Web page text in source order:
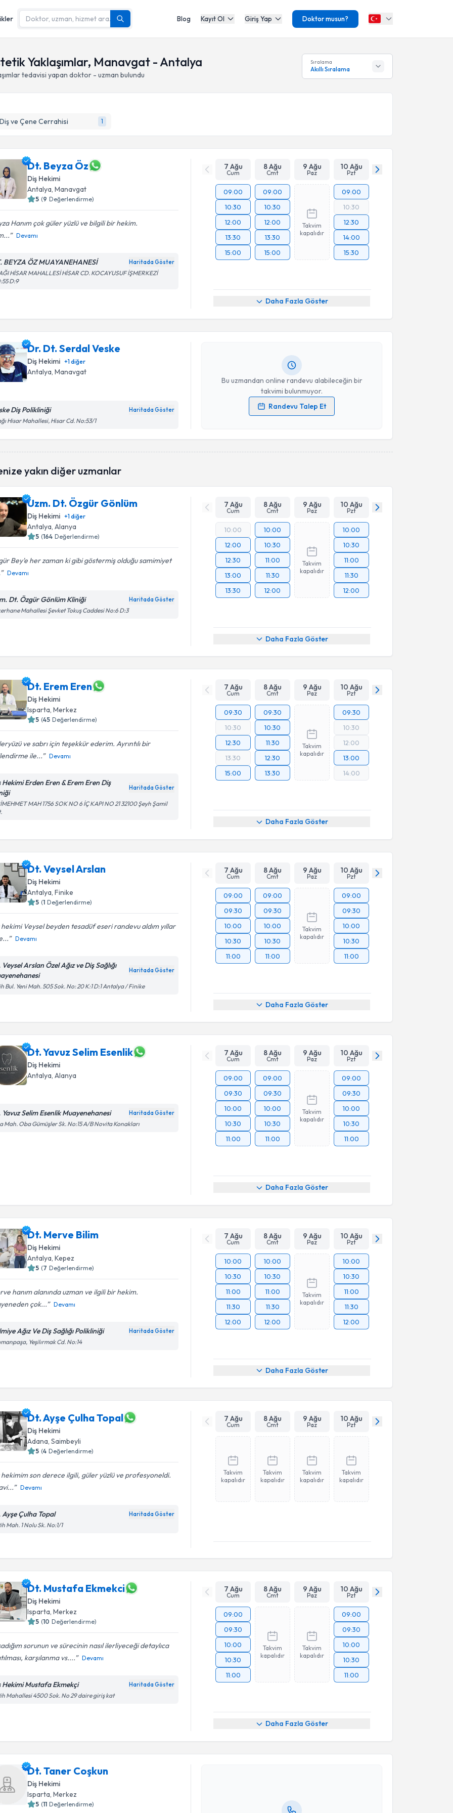
Blog Kayıt Ol Giriş Yap Doktor musun?
Yaklaşımlar, Manavgat - Antalya
tedavisi yapan doktor - uzman bulundu
Sıralama
Akıllı Sıralama
Diş ve Çene Cerrahisi 1
Dt. Beyza Öz
Diş Hekimi
Antalya, Manavgat
5 (9 Değerlendirme)
Hanım çok güler yüzlü ve bilgili bir hekim.
Devamı
BEYZA ÖZ MUAYANEHANESİ Haritada Göster
HİSAR MAHALLESİ HİSAR CD. KOCAYUSUF İŞMERKEZİ
D:9
7 Ağu
Cum
8 Ağu
Cmt
9 Ağu
Paz
10 Ağu
Pzt
09:00
10:30
12:00
13:30
15:00
09:00
10:30
12:00
13:30
15:00
Takvim
kapalıdır
09:00
10:30
12:30
14:00
15:30
Daha Fazla Göster
Dr. Dt. Serdal Veske
Diş Hekimi +1diğer
Antalya , Manavgat
Diş Polikliniği Haritada Göster
Hisar Mahallesi, Hisar Cd. No:53/1
Bu uzmandan online randevu alabileceğin bir
takvimi bulunmuyor.
Randevu Talep Et
Randevu Takvimi Talebi
Kişisel verilerimin işlenmesine ilişkinAydınlatma Metni
yakın diğer uzmanlar
Uzm. Dt. Özgür Gönlüm
Diş Hekimi +1diğer
Antalya , Alanya
5 (164 Değerlendirme)
Bey'e her zaman ki gibi göstermiş olduğu samimiyet
Devamı
Dt. Özgür Gönlüm Kliniği Haritada Göster
Mahallesi Şevket Tokuş Caddesi No:6 D:3
7 Ağu
Cum
8 Ağu
Cmt
9 Ağu
Paz
10 Ağu
Pzt
10:00
12:00
12:30
13:00
13:30
10:00
10:30
11:00
11:30
12:00
Takvim
kapalıdır
10:00
10:30
11:00
11:30
12:00
Daha Fazla Göster
Dt. Erem Eren
Diş Hekimi
Isparta, Merkez
5 (45 Değerlendirme)
ve sabrı için teşekkür ederim. Ayrıntılı bir
ile...
Devamı
Hekimi Erden Eren & Erem Eren Diş
Haritada Göster
MAH 1756 SOK NO 6 İÇ KAPI NO 21 32100 Şeyh Şamil
7 Ağu
Cum
8 Ağu
Cmt
9 Ağu
Paz
10 Ağu
Pzt
09:30
10:30
12:30
13:30
15:00
09:30
10:30
11:30
12:30
13:30
Takvim
kapalıdır
09:30
10:30
12:00
13:00
14:00
Daha Fazla Göster
Dt. Veysel Arslan
Diş Hekimi
Antalya , Finike
5 (1 Değerlendirme)
hekimi Veysel beyden tesadüf eseri randevu aldım yıllar
Devamı
Arslan Özel Ağız ve Diş Sağlığı
Haritada Göster
Bul. Yeni Mah. 505 Sok. No: 20 K:1 D:1 Antalya / Finike
7 Ağu
Cum
8 Ağu
Cmt
9 Ağu
Paz
10 Ağu
Pzt
09:00
09:30
10:00
10:30
11:00
09:00
09:30
10:00
10:30
11:00
Takvim
kapalıdır
09:00
09:30
10:00
10:30
11:00
Daha Fazla Göster
Dt. Yavuz Selim Esenlik
Diş Hekimi
Antalya, Alanya
Yavuz Selim Esenlik Muayenehanesi Haritada Göster
Mah. Oba Gümüşler Sk. No:15 A/B Novita Konakları
7 Ağu
Cum
8 Ağu
Cmt
9 Ağu
Paz
10 Ağu
Pzt
09:00
09:30
10:00
10:30
11:00
09:00
09:30
10:00
10:30
11:00
Takvim
kapalıdır
09:00
09:30
10:00
10:30
11:00
Daha Fazla Göster
Dt. Merve Bilim
Diş Hekimi
Antalya , Kepez
5 (7 Değerlendirme)
hanım alanında uzman ve ilgili bir hekim.
çok...
Devamı
Ağız Ve Diş Sağlığı Polikliniği Haritada Göster
Yeşilırmak Cd. No:14
7 Ağu
Cum
8 Ağu
Cmt
9 Ağu
Paz
10 Ağu
Pzt
10:00
10:30
11:00
11:30
12:00
10:00
10:30
11:00
11:30
12:00
Takvim
kapalıdır
10:00
10:30
11:00
11:30
12:00
Daha Fazla Göster
Dt. Ayşe Çulha Topal
Diş Hekimi
Adana, Saimbeyli
5 (4 Değerlendirme)
hekimim son derece ilgili, güler yüzlü ve profesyoneldi.
Devamı
Ayşe Çulha Topal Haritada Göster
Mah. 1 Nolu Sk. No:1/1
7 Ağu
Cum
8 Ağu
Cmt
9 Ağu
Paz
10 Ağu
Pzt
Takvim
kapalıdır
Takvim
kapalıdır
Takvim
kapalıdır
Takvim
kapalıdır
Dt. Mustafa Ekmekci
Diş Hekimi
Isparta, Merkez
5 (10 Değerlendirme)
sorunun ve sürecinin nasıl ilerliyeceği detaylıca
karşılanma vs....
Devamı
Hekimi Mustafa Ekmekçi Haritada Göster
Mahallesi 4500 Sok. No 29 daire giriş kat
7 Ağu
Cum
8 Ağu
Cmt
9 Ağu
Paz
10 Ağu
Pzt
09:00
09:30
10:00
10:30
11:00
Takvim
kapalıdır
Takvim
kapalıdır
09:00
09:30
10:00
10:30
11:00
Daha Fazla Göster
Dt. Taner Coşkun
Diş Hekimi
Isparta , Merkez
5 (11 Değerlendirme)
Randevu Takvimi Talebi
Dt. Taner Coşkun